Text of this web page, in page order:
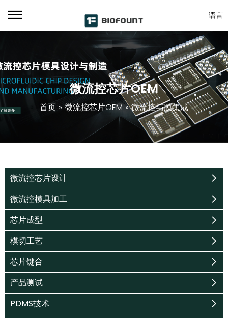
语言
微流控芯片OEM
首页 » 微流控芯片OEM » 微流控与膜集成
微流控芯片设计
微流控模具加工
芯片成型
模切工艺
芯片键合
产品测试
PDMS技术